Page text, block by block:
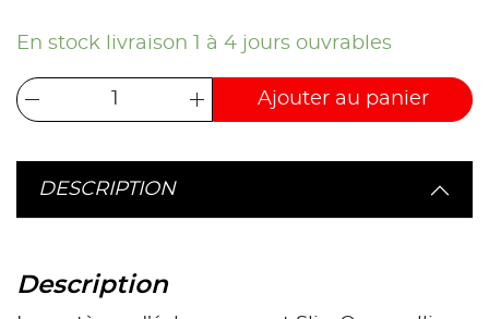
En stock livraison 1 à 4 jours ouvrables
Ajouter au panier
DESCRIPTION
Description